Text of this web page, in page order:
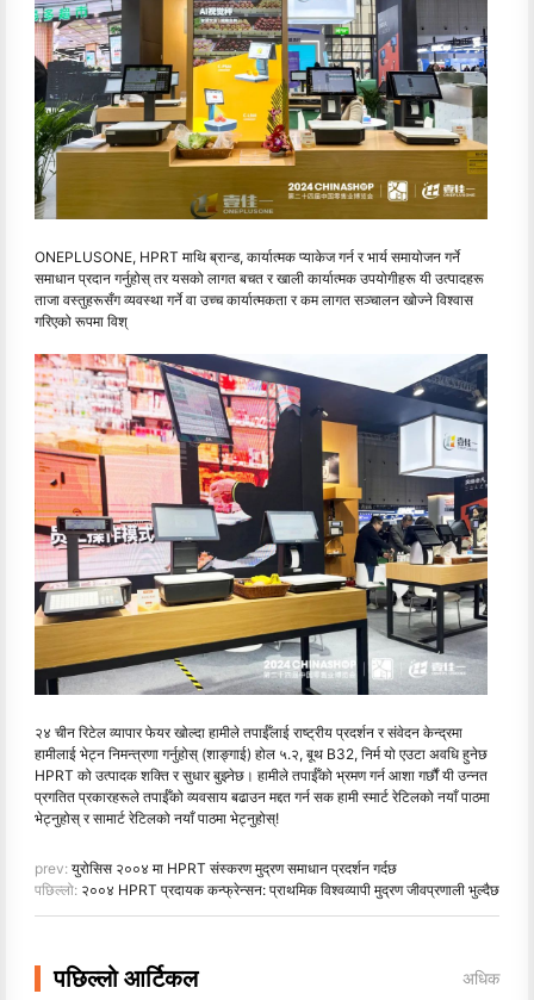
ONEPLUSONE, HPRT माथि ब्रान्ड, कार्यात्मक प्याकेज गर्न र भार्य समायोजन गर्ने
समाधान प्रदान गर्नुहोस् तर यसको लागत बचत र खाली कार्यात्मक उपयोगीहरू यी उत्पादहरू
ताजा वस्तुहरूसँग व्यवस्था गर्ने वा उच्च कार्यात्मकता र कम लागत सञ्चालन खोज्ने विश्वास
गरिएको रूपमा विश्
२४ चीन रिटेल व्यापार फेयर खोल्दा हामीले तपाईँलाई राष्ट्रीय प्रदर्शन र संवेदन केन्द्रमा
हामीलाई भेट्न निमन्त्रणा गर्नुहोस् (शाङ्गाई) होल ५.२, बूथ B32, निर्म यो एउटा अवधि हुनेछ
HPRT को उत्पादक शक्ति र सुधार बुझ्नेछ। हामीले तपाईँको भ्रमण गर्न आशा गर्छौं यी उन्नत
प्रगतित प्रकारहरूले तपाईँको व्यवसाय बढाउन मद्दत गर्न सक हामी स्मार्ट रेटिलको नयाँ पाठमा
भेट्नुहोस् र सामार्ट रेटिलको नयाँ पाठमा भेट्नुहोस्!
prev: युरोसिस २००४ मा HPRT संस्करण मुद्रण समाधान प्रदर्शन गर्दछ
पछिल्लो: २००४ HPRT प्रदायक कन्फ्रेन्सन: प्राथमिक विश्वव्यापी मुद्रण जीवप्रणाली भुल्दैछ
पछिल्लो आर्टिकल अधिक